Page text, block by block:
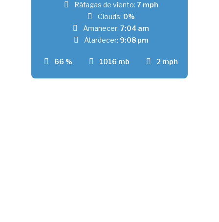
66 % 1016 mb 2 mph
Ráfagas de viento: 7 mph
Clouds: 0%
Amanecer: 7:04 am
Atardecer: 9:08 pm